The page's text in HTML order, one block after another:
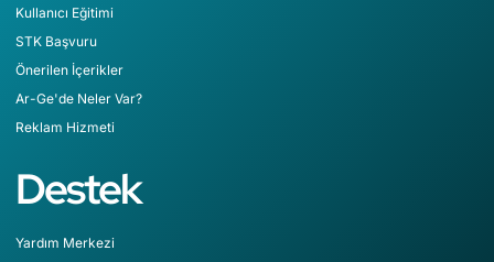
Kullanıcı Eğitimi
STK Başvuru
Önerilen İçerikler
Ar-Ge'de Neler Var?
Reklam Hizmeti
Destek
Yardım Merkezi